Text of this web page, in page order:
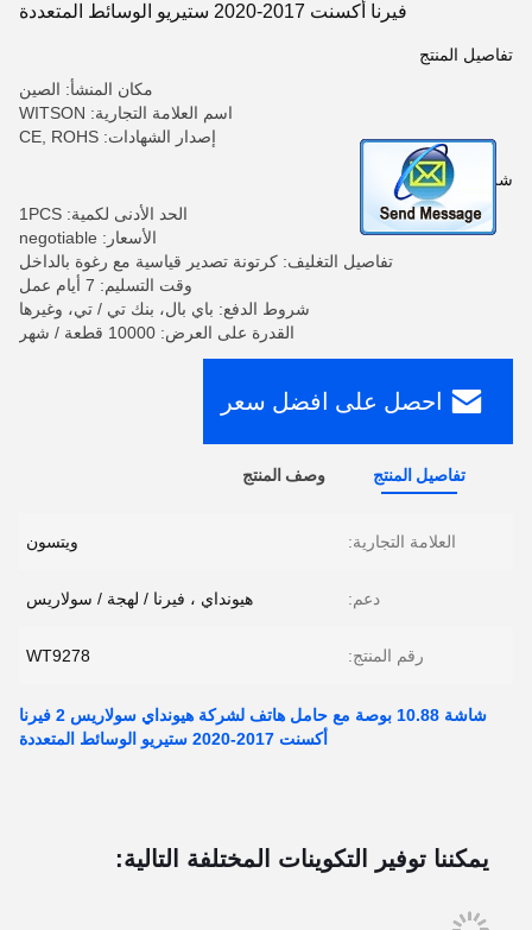
فيرنا أكسنت 2017-2020 ستيريو الوسائط المتعددة
تفاصيل المنتج
مكان المنشأ: الصين
اسم العلامة التجارية: WITSON
إصدار الشهادات: CE, ROHS
شروط الدفع والشحن
الحد الأدنى لكمية: 1PCS
الأسعار: negotiable
تفاصيل التغليف: كرتونة تصدير قياسية مع رغوة بالداخل
وقت التسليم: 7 أيام عمل
شروط الدفع: باي بال، بنك تي / تي، وغيرها
القدرة على العرض: 10000 قطعة / شهر
احصل على افضل سعر
تفاصيل المنتج وصف المنتج
العلامة التجارية: ويتسون
دعم: هيونداي ، فيرنا / لهجة / سولاريس
رقم المنتج: WT9278
شاشة 10.88 بوصة مع حامل هاتف لشركة هيونداي سولاريس 2 فيرنا
أكسنت 2017-2020 ستيريو الوسائط المتعددة
يمكننا توفير التكوينات المختلفة التالية: